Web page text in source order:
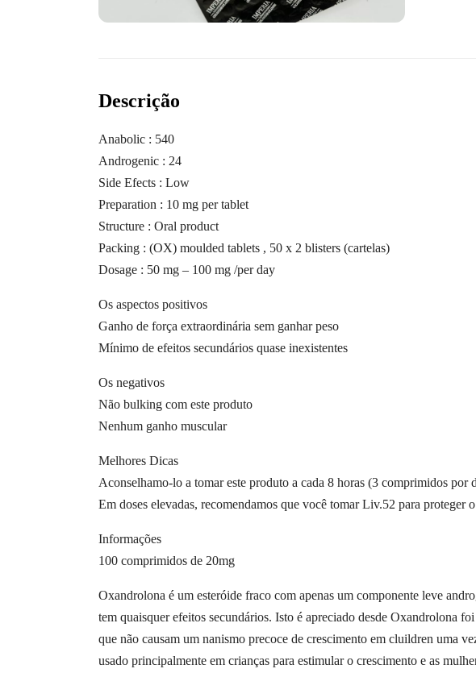
Descrição
Anabolic : 540
Androgenic : 24
Side Efects : Low
Preparation : 10 mg per tablet
Structure : Oral product
Packing : (OX) moulded tablets , 50 x 2 blisters (cartelas)
Dosage : 50 mg – 100 mg /per day
Os aspectos positivos
Ganho de força extraordinária sem ganhar peso
Mínimo de efeitos secundários quase inexistentes
Os negativos
Não bulking com este produto
Nenhum ganho muscular
Melhores Dicas
Aconselhamo-lo a tomar este produto a cada 8 horas (3 comprimidos
Em doses elevadas, recomendamos que você tomar Liv.52 para proteger
Informações
100 comprimidos de 20mg
Oxandrolona é um esteróide fraco com apenas um componente leve
tem quaisquer efeitos secundários. Isto é apreciado desde Oxandrolona
que não causam um nanismo precoce de crescimento em cluildren uma
usado principalmente em crianças para estimular o crescimento e as